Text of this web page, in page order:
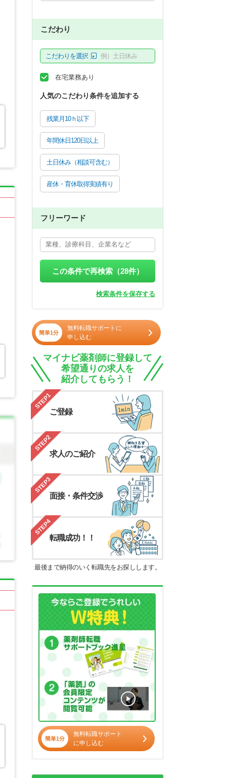
こだわり
こだわりを選択 例）土日休み
在宅業務あり
人気のこだわり条件を追加する
残業月10ｈ以下
年間休日120日以上
土日休み（相談可含む）
産休・育休取得実績有り
フリーワード
この条件で再検索（28件）
検索条件を保存する
簡単1分
無料転職サポートに
申し込む
マイナビ薬剤師に登録して
希望通りの求人を
紹介してもらう！
STEP1
ご登録
STEP2
求人のご紹介
STEP3
面接・条件交渉
STEP4
転職成功！！
最後まで納得のいく転職先をお探しします。
簡単1分
無料転職サポート
に申し込む